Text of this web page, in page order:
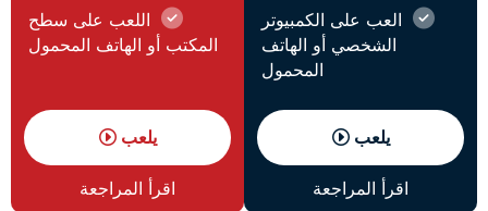
العب على الكمبيوتر
الشخصي أو الهاتف
المحمول
يلعب
اقرأ المراجعة
اللعب على سطح
المكتب أو الهاتف المحمول
يلعب
اقرأ المراجعة